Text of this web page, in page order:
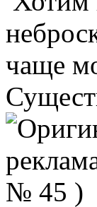
чаще